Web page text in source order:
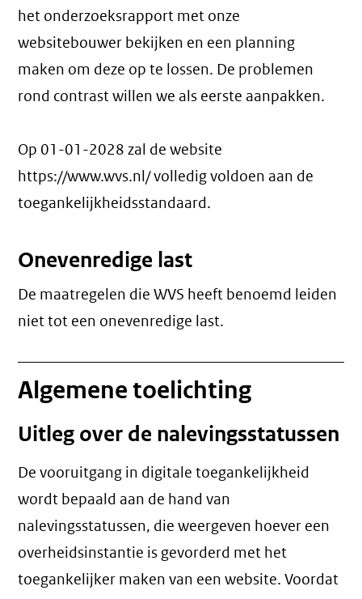
het onderzoeksrapport met onze
websitebouwer bekijken en een planning
maken om deze op te lossen. De problemen
rond contrast willen we als eerste aanpakken.
Op 01-01-2028 zal de website
https://www.wvs.nl/ volledig voldoen aan de
toegankelijkheidsstandaard.
Onevenredige last
De maatregelen die WVS heeft benoemd leiden
niet tot een onevenredige last.
Algemene toelichting
Uitleg over de nalevingsstatussen
De vooruitgang in digitale toegankelijkheid
wordt bepaald aan de hand van
nalevingsstatussen, die weergeven hoever een
overheidsinstantie is gevorderd met het
toegankelijker maken van een website. Voordat